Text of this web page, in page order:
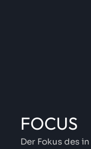
FOCUS
Der Fokus des